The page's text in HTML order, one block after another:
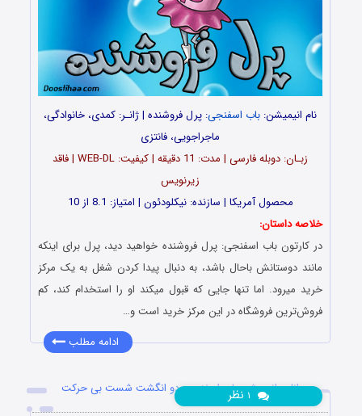
نام انیمیشن: باب اسفنجی: پرل فروشنده | ژانـر: کمدی، خانوادگی،
ماجراجویی، فانتزی
زبـان: دوبله فارسی | مدت: 11 دقیقه | کیفیت: WEB-DL | فاقد
زیرنویس
محصول آمریکا | سازنده: نیکلودئون | امتیاز: 8.1 از 10
خلاصه داستان:
در کارتون باب اسفنجی: پرل فروشنده خواهید دید، پرل برای اینکه
مانند دوستانش باحال باشد، به دنبال پیدا کردن شغل به یک مرکز
خرید میرود. اما تنها جایی که قبول میکند او را استخدام کند، کم
فروش‌ترین فروشگاه در این مرکز خرید است و…
ادامه مطلب
دانلود انیمیشن باب اسفنجی: دو انگشت شست بی حرکت
نظر